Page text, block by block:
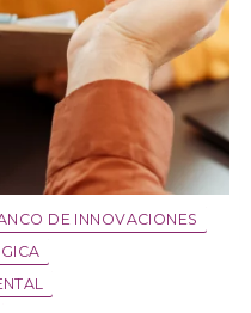
DE INNOVACIONES